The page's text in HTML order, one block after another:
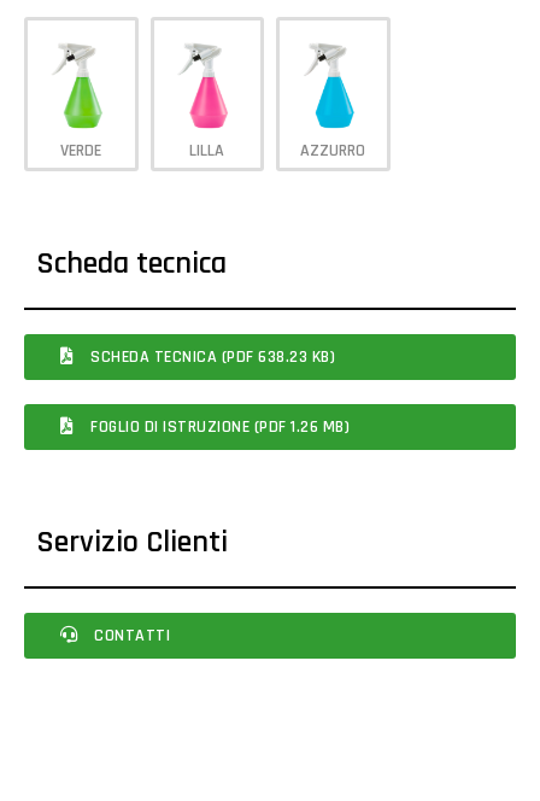
VERDE LILLA AZZURRO
Scheda tecnica
SCHEDA TECNICA (PDF 638.23 KB)
FOGLIO DI ISTRUZIONE (PDF 1.26 MB)
Servizio Clienti
CONTATTI